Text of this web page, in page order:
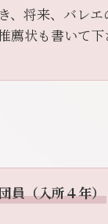
、将来、バレ
薦状も書いて下
員（入所４年）